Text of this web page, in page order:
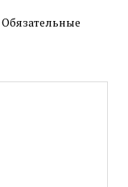
Обязательные